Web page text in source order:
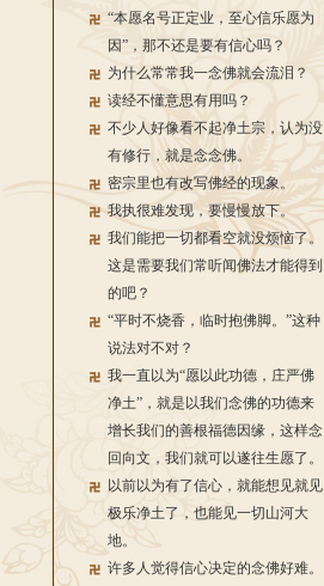
“本愿名号正定业，至心信乐愿为
因”，那不还是要有信心吗？
为什么常常我一念佛就会流泪？
读经不懂意思有用吗？
不少人好像看不起净土宗，认为没
有修行，就是念念佛。
密宗里也有改写佛经的现象。
我执很难发现，要慢慢放下。
我们能把一切都看空就没烦恼了。
这是需要我们常听闻佛法才能得到
的吧？
“平时不烧香，临时抱佛脚。”这种
说法对不对？
我一直以为“愿以此功德，庄严佛
净土”，就是以我们念佛的功德来
增长我们的善根福德因缘，这样念
回向文，我们就可以遂往生愿了。
以前以为有了信心，就能想见就见
极乐净土了，也能见一切山河大
地。
许多人觉得信心决定的念佛好难。